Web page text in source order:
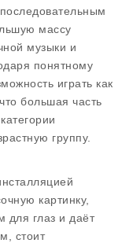
массу
музыки и
понятному
играть как
большая часть
группу.
картинку,
для глаз и даёт
стоит